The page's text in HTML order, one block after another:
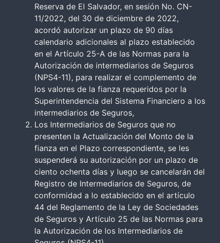
Reserva de El Salvador, en sesión No. CN-
11/2022, del 30 de diciembre de 2022,
acordó autorizar un plazo de 90 días
calendario adicionales al plazo establecido
en el Artículo 25-A de las Normas para la
Autorización de intermediarios de Seguros
(NPS4-11), para realizar el complemento de
los valores de la fianza requeridos por la
Superintendencia del Sistema Financiero a los
intermediarios de Seguros,
Los Intermediarios de Seguros que no
presenten la Actualización del Monto de la
fianza en el Plazo correspondiente, se les
suspenderá su autorización por un plazo de
ciento ochenta días y luego se cancelarán del
Registro de Intermediarios de Seguros, de
conformidad a lo establecido en el artículo
44 del Reglamento de la Ley de Sociedades
de Seguros y Artículo 25 de las Normas para
la Autorización de los Intermediarios de